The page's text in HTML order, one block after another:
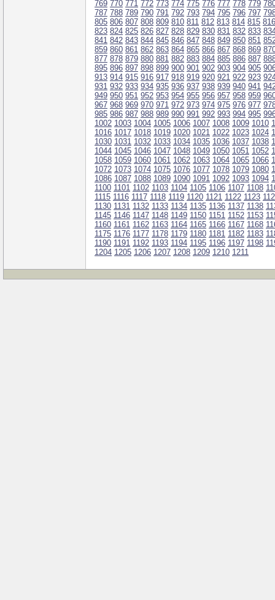
769 770 771 772 773 774 775 776 777 778 779
787 788 789 790 791 792 793 794 795 796 797
805 806 807 808 809 810 811 812 813 814 815 816
823 824 825 826 827 828 829 830 831 832 833
841 842 843 844 845 846 847 848 849 850 851
859 860 861 862 863 864 865 866 867 868 869
877 878 879 880 881 882 883 884 885 886 887
895 896 897 898 899 900 901 902 903 904 905
913 914 915 916 917 918 919 920 921 922 923
931 932 933 934 935 936 937 938 939 940 941
949 950 951 952 953 954 955 956 957 958 959
967 968 969 970 971 972 973 974 975 976 977
985 986 987 988 989 990 991 992 993 994 995
1002 1003 1004 1005 1006 1007 1008 1009 1010
1016 1017 1018 1019 1020 1021 1022 1023 1024
1030 1031 1032 1033 1034 1035 1036 1037 1038
1044 1045 1046 1047 1048 1049 1050 1051 1052
1058 1059 1060 1061 1062 1063 1064 1065 1066
1072 1073 1074 1075 1076 1077 1078 1079 1080
1086 1087 1088 1089 1090 1091 1092 1093 1094
1100 1101 1102 1103 1104 1105 1106 1107 1108
1115 1116 1117 1118 1119 1120 1121 1122 1123
1130 1131 1132 1133 1134 1135 1136 1137 1138
1145 1146 1147 1148 1149 1150 1151 1152 1153
1160 1161 1162 1163 1164 1165 1166 1167 1168
1175 1176 1177 1178 1179 1180 1181 1182 1183
1190 1191 1192 1193 1194 1195 1196 1197 1198
1204 1205 1206 1207 1208 1209 1210 1211